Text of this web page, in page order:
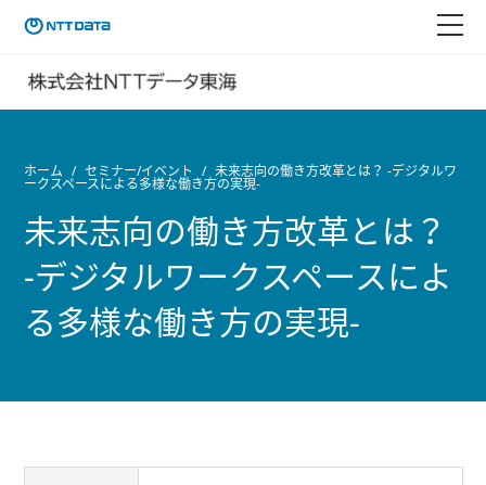
ホーム セミナー/イベント 未来志向の働き方改革とは？ -デジタルワ
ークスペースによる多様な働き方の実現-
未来志向の働き方改革とは？
-デジタルワークスペースによ
る多様な働き方の実現-